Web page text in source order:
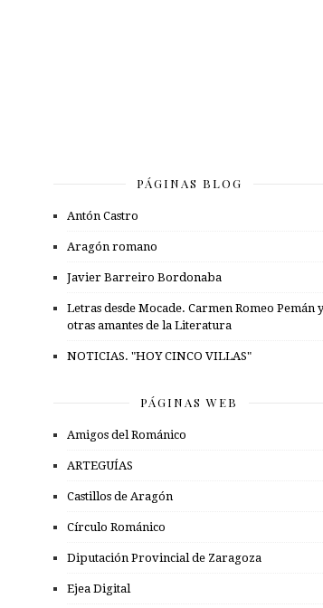
PÁGINAS BLOG
Antón Castro
Aragón romano
Javier Barreiro Bordonaba
Letras desde Mocade. Carmen Romeo Pemán y
otras amantes de la Literatura
NOTICIAS. "HOY CINCO VILLAS"
PÁGINAS WEB
Amigos del Románico
ARTEGUÍAS
Castillos de Aragón
Círculo Románico
Diputación Provincial de Zaragoza
Ejea Digital